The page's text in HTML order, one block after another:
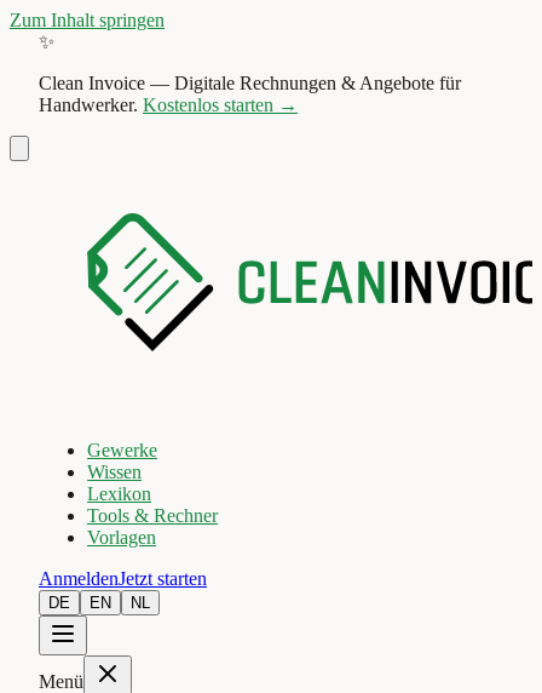
Zum Inhalt springen
✨
Clean Invoice — Digitale Rechnungen & Angebote für
Handwerker. Kostenlos starten →
Gewerke
Wissen
Lexikon
Tools & Rechner
Vorlagen
AnmeldenJetzt starten
DE EN NL
Menü